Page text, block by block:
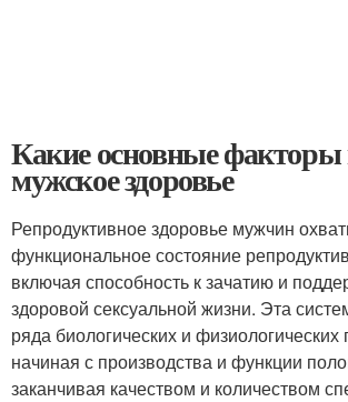
Какие основные
мужское здоровье
Репродуктивное здоровье мужчин
функциональное состояние
включая способность к зачатию и
здоровой сексуальной жизни. Эта
ряда биологических и физиологических
начиная с производства и функции
заканчивая качеством и количеством